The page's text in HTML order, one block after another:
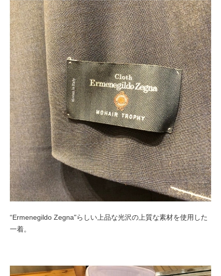
“Ermenegildo Zegna"らしい上品な光沢の上質な素材を使用した
一着。